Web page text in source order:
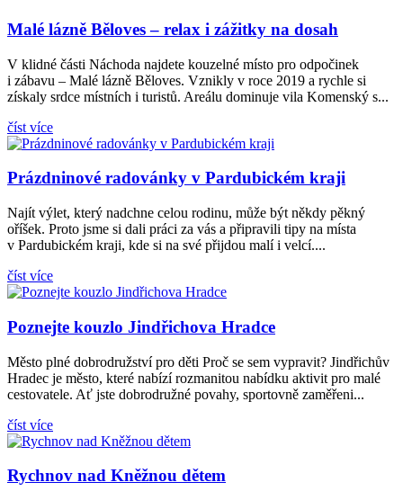
Malé lázně Běloves – relax i zážitky na dosah
V klidné části Náchoda najdete kouzelné místo pro odpočinek
i zábavu – Malé lázně Běloves. Vznikly v roce 2019 a rychle si
získaly srdce místních i turistů. Areálu dominuje vila Komenský s...
číst více
Prázdninové radovánky v Pardubickém kraji
Najít výlet, který nadchne celou rodinu, může být někdy pěkný
oříšek. Proto jsme si dali práci za vás a připravili tipy na místa
v Pardubickém kraji, kde si na své přijdou malí i velcí....
číst více
Poznejte kouzlo Jindřichova Hradce
Město plné dobrodružství pro děti Proč se sem vypravit? Jindřichův
Hradec je město, které nabízí rozmanitou nabídku aktivit pro malé
cestovatele. Ať jste dobrodružné povahy, sportovně zaměřeni...
číst více
Rychnov nad Kněžnou dětem